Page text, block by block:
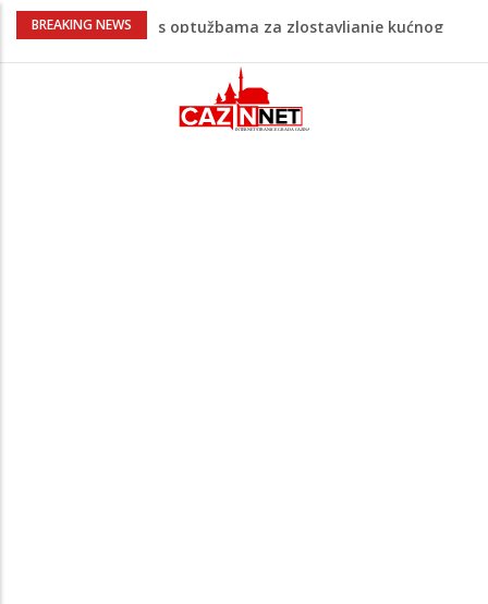
BREAKING NEWS
Pentagon zabrinut zbog smanjenih
proizvodnje
U FBiH nema jedinstvene evidencije o
povučenom mesu, inspektori za pola